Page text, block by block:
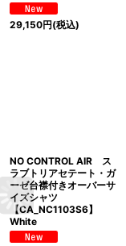
29,150円(税込)
NO CONTROL AIR ス
ラブトリアセテート・ガ
ーゼ台襟付きオーバーサ
イズシャツ
【CA_NC1103S6】
White